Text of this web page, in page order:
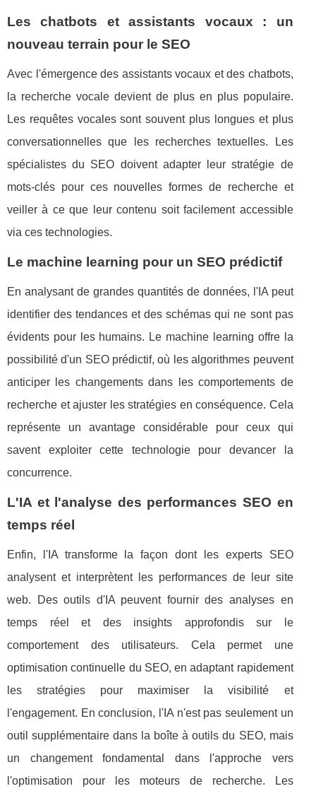
Les chatbots et assistants vocaux : un
nouveau terrain pour le SEO
Avec l'émergence des assistants vocaux et des chatbots,
la recherche vocale devient de plus en plus populaire.
Les requêtes vocales sont souvent plus longues et plus
conversationnelles que les recherches textuelles. Les
spécialistes du SEO doivent adapter leur stratégie de
mots-clés pour ces nouvelles formes de recherche et
veiller à ce que leur contenu soit facilement accessible
via ces technologies.
Le machine learning pour un SEO prédictif
En analysant de grandes quantités de données, l'IA peut
identifier des tendances et des schémas qui ne sont pas
évidents pour les humains. Le machine learning offre la
possibilité d'un SEO prédictif, où les algorithmes peuvent
anticiper les changements dans les comportements de
recherche et ajuster les stratégies en conséquence. Cela
représente un avantage considérable pour ceux qui
savent exploiter cette technologie pour devancer la
concurrence.
L'IA et l'analyse des performances SEO en
temps réel
Enfin, l'IA transforme la façon dont les experts SEO
analysent et interprètent les performances de leur site
web. Des outils d'IA peuvent fournir des analyses en
temps réel et des insights approfondis sur le
comportement des utilisateurs. Cela permet une
optimisation continuelle du SEO, en adaptant rapidement
les stratégies pour maximiser la visibilité et
l'engagement. En conclusion, l'IA n'est pas seulement un
outil supplémentaire dans la boîte à outils du SEO, mais
un changement fondamental dans l'approche vers
l'optimisation pour les moteurs de recherche. Les